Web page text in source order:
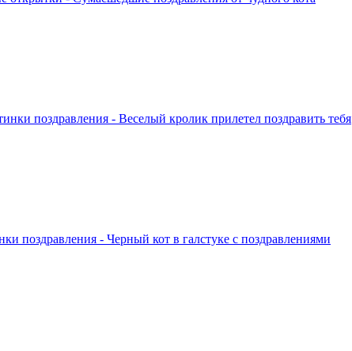
поздравления - Веселый кролик прилетел поздравить тебя
поздравления - Черный кот в галстуке с поздравлениями